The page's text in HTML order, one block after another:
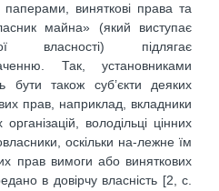
паперами, виняткові права та
майна» (який виступає
власності) підлягає
Так, установниками
бути також суб’єкти деяких
прав, наприклад, вкладники
володільці цінних
оскільки на-лежне їм
прав вимоги або виняткових
в довірчу власність [2, с.